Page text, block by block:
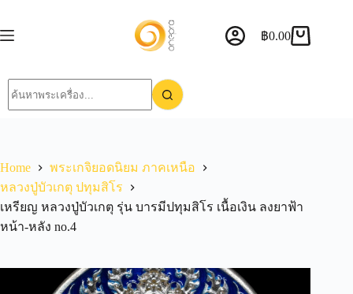
฿0.00
Home
พระเกจิยอดนิยม ภาคเหนือ
หลวงปู่บัวเกตุ ปทุมสิโร
เหรียญ​ หลวงปู่บัวเกตุ รุ่น บารมีปทุมสิโร เนื้อ​เงิน ลงยาฟ้า
หน้า-หลัง no.4